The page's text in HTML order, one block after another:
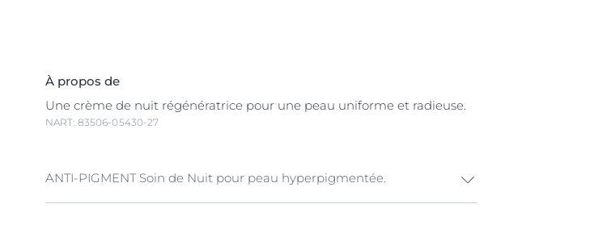
À propos de
Une crème de nuit régénératrice pour une peau uniforme et radieuse.
NART: 83506-05430-27
ANTI-PIGMENT Soin de Nuit pour peau hyperpigmentée.